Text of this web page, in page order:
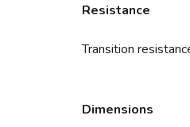
Resistance
Transition
Dimensions